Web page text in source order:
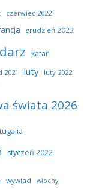
czerwiec 2022
grudzień 2022
katar
2021 luty
luty 2022
świata 2026
styczeń 2022
wywiad włochy